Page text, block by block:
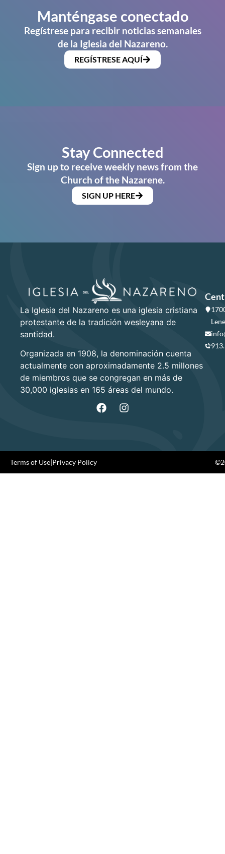
Manténgase conectado
Regístrese para recibir noticias semanales
de la Iglesia del Nazareno.
REGÍSTRESE AQUÍ
Stay Connected
Sign up to receive weekly news from the
Church of the Nazarene.
SIGN UP HERE
La Iglesia del Nazareno es una iglesia cristiana
protestante de la tradición wesleyana de
santidad.
Organizada en 1908, la denominación cuenta
actualmente con aproximadamente 2.5 millones
de miembros que se congregan en más de
30,000 iglesias en 165 áreas del mundo.
Terms of Use|Privacy Policy